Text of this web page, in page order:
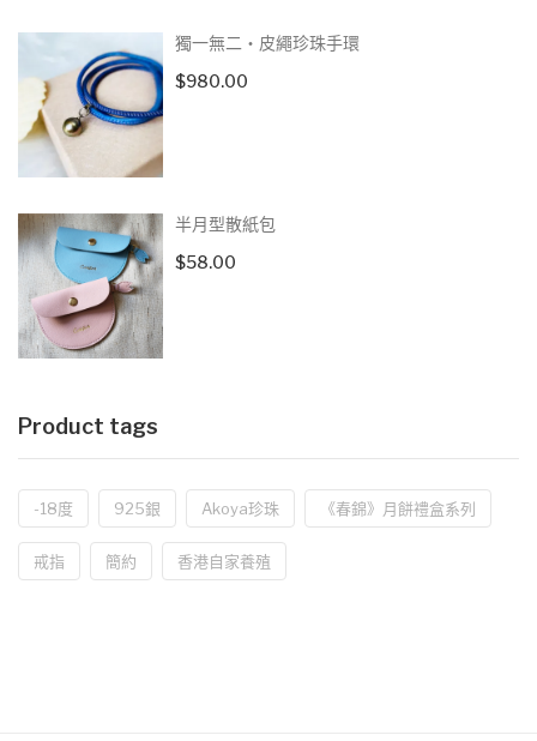
獨一無二‧皮繩珍珠手環
$980.00
半月型散紙包
$58.00
Product tags
-18度 925銀 Akoya珍珠 《春錦》月餅禮盒系列
戒指 簡約 香港自家養殖